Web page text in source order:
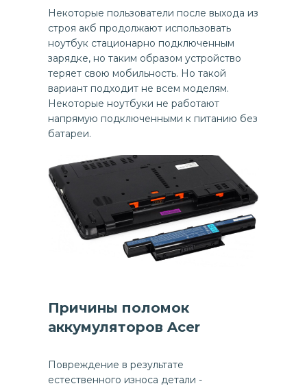
Некоторые пользователи после выхода из
строя акб продолжают использовать
ноутбук стационарно подключенным
зарядке, но таким образом устройство
теряет свою мобильность. Но такой
вариант подходит не всем моделям.
Некоторые ноутбуки не работают
напрямую подключенными к питанию без
батареи.
Причины поломок
аккумуляторов Acer
Повреждение в результате
естественного износа детали -